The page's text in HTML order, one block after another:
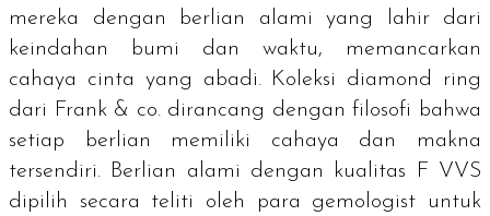
mereka dengan berlian alami yang lahir dari
keindahan bumi dan waktu, memancarkan
cahaya cinta yang abadi. Koleksi diamond ring
dari Frank & co. dirancang dengan filosofi bahwa
setiap berlian memiliki cahaya dan makna
tersendiri. Berlian alami dengan kualitas F VVS
dipilih secara teliti oleh para gemologist untuk